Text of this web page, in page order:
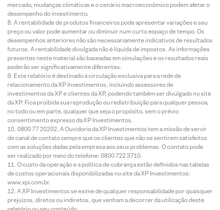
mercado, mudanças climáticas e o cenário macroeconômico podem afetar o
desempenho do investimento.
A rentabilidade de produtos financeiros pode apresentar variações e seu
preço ou valor pode aumentar ou diminuir num curto espaço de tempo. Os
desempenhos anteriores não são necessariamente indicativos de resultados
futuros. A rentabilidade divulgada não é líquida de impostos. As informações
presentes neste material são baseadas em simulações e os resultados reais
poderão ser significativamente diferentes.
Este relatório é destinado à circulação exclusiva para a rede de
relacionamento da XP Investimentos, incluindo assessores de
investimentos da XP e clientes da XP, podendo também ser divulgado no site
da XP. Fica proibida sua reprodução ou redistribuição para qualquer pessoa,
no todo ou em parte, qualquer que seja o propósito, sem o prévio
consentimento expresso da XP Investimentos.
0800 77 20202. A Ouvidoria da XP Investimentos tem a missão de servir
de canal de contato sempre que os clientes que não se sentirem satisfeitos
com as soluções dadas pela empresa aos seus problemas. O contato pode
ser realizado por meio do telefone: 0800 722 3710.
O custo da operação e a política de cobrança estão definidos nas tabelas
de custos operacionais disponibilizadas no site da XP Investimentos:
www.xpi.com.br.
A XP Investimentos se exime de qualquer responsabilidade por quaisquer
prejuízos, diretos ou indiretos, que venham a decorrer da utilização deste